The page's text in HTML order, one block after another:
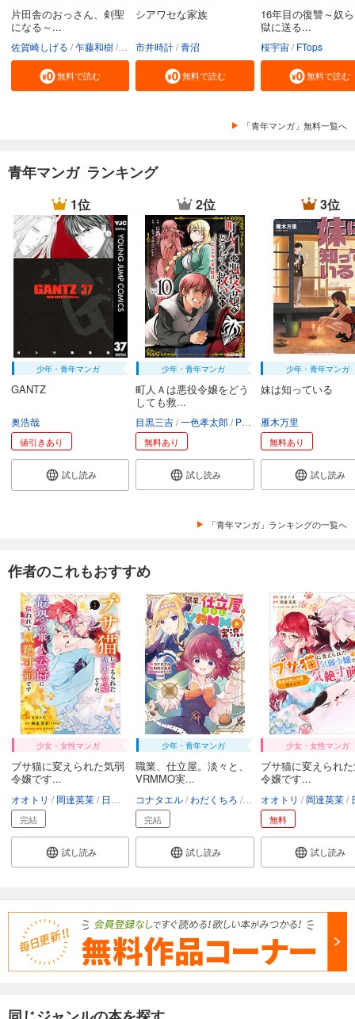
片田舎のおっさん、剣聖
になる～...
佐賀崎しげる 乍藤和樹 鍋島テツヒロ
無料で読む
シアワセな家族
市井時計 青沼
無料で読む
16年目の復讐～奴
獄に送る...
桜宇宙 FTops
無料で読む
「青年マンガ」無料一覧へ
青年マンガ ランキング
1位
少年・青年マンガ
GANTZ
奥浩哉
値引きあり
試し読み
2位
少年・青年マンガ
町人Ａは悪役令嬢をどう
しても救...
目黒三吉 一色孝太郎 Parum
無料あり
試し読み
3位
少年・青年マンガ
妹は知っている
雁木万里
無料あり
試し読み
「青年マンガ」ランキングの一覧へ
作者のこれもおすすめ
少女・女性マンガ
ブサ猫に変えられた気弱
令嬢です...
オオトリ 岡達英茉 日下コウ
完結
試し読み
少年・青年マンガ
職業、仕立屋。淡々と、
VRMMO実...
コナタエル わだくちろ 日下コウ
完結
試し読み
少女・女性マンガ
ブサ猫に変えられ
令嬢です...
オオトリ 岡達英茉
無料
試し読み